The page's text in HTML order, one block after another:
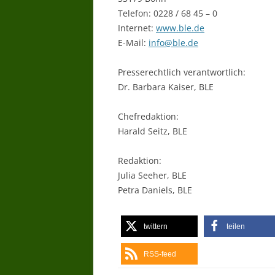
Telefon: 0228 / 68 45 – 0
Internet: www.ble.de
E-Mail: info@ble.de
Presserechtlich verantwortlich:
Dr. Barbara Kaiser, BLE
Chefredaktion:
Harald Seitz, BLE
Redaktion:
Julia Seeher, BLE
Petra Daniels, BLE
twittern teilen
RSS-feed